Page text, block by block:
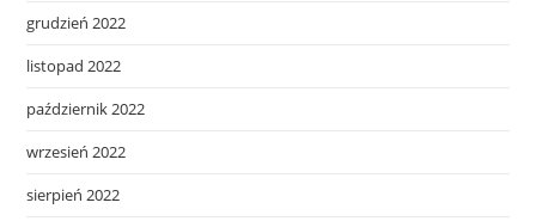
grudzień 2022
listopad 2022
październik 2022
wrzesień 2022
sierpień 2022